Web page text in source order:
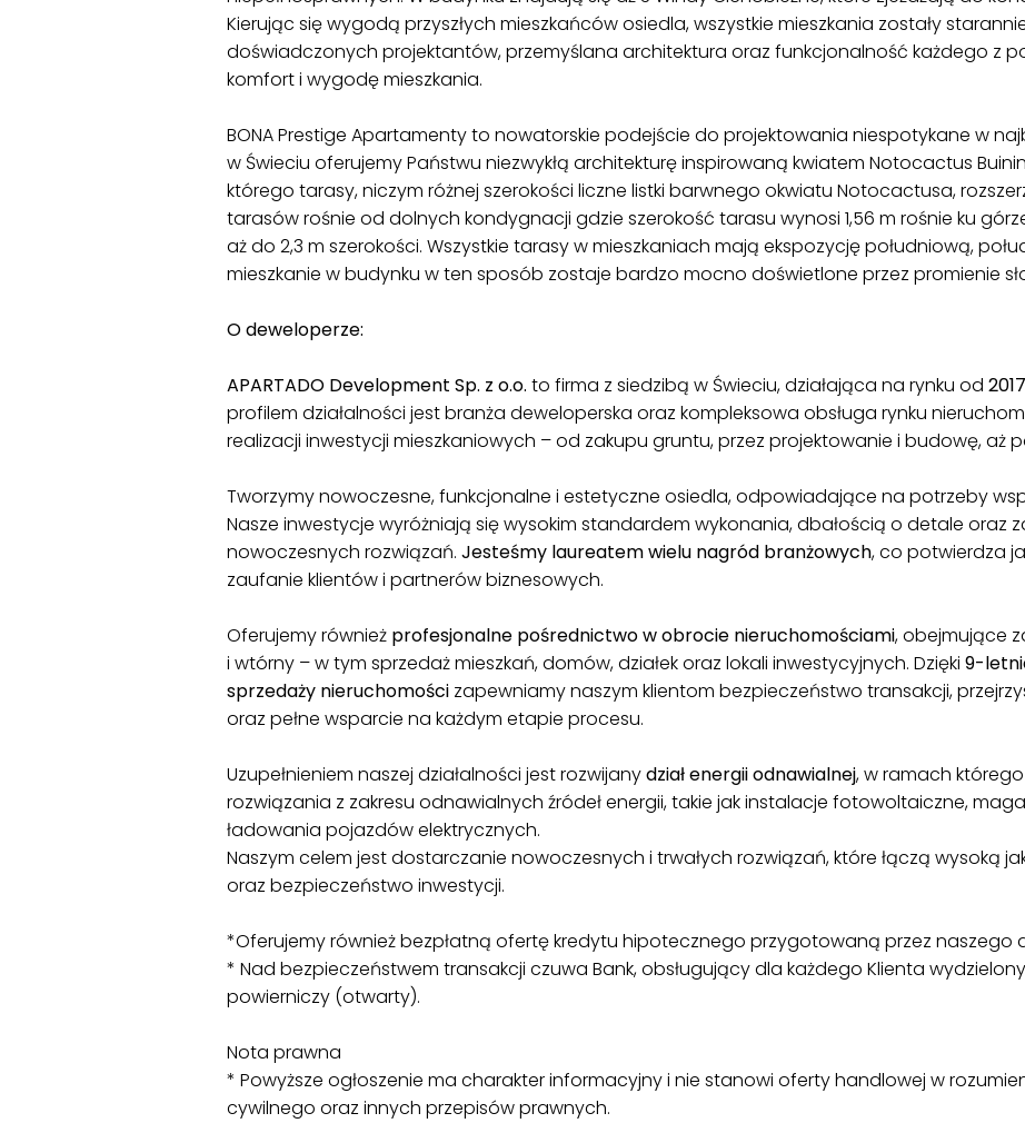
Kierując się wygodą przyszłych mieszkańców osiedla, wszystkie mieszkania zostały
doświadczonych projektantów, przemyślana architektura oraz funkcjonalność każdego z
komfort i wygodę mieszkania.
BONA Prestige Apartamenty to nowatorskie podejście do projektowania niespotykane w
w Świeciu oferujemy Państwu niezwykłą architekturę inspirowaną kwiatem Notocactus
którego tarasy, niczym różnej szerokości liczne listki barwnego okwiatu Notocactusa,
tarasów rośnie od dolnych kondygnacji gdzie szerokość tarasu wynosi 1,56 m rośnie ku
aż do 2,3 m szerokości. Wszystkie tarasy w mieszkaniach mają ekspozycję południową,
mieszkanie w budynku w ten sposób zostaje bardzo mocno doświetlone przez promienie
O deweloperze:
APARTADO Development Sp. z o.o. to firma z siedzibą w Świeciu, działająca na rynku od
profilem działalności jest branża deweloperska oraz kompleksowa obsługa rynku
realizacji inwestycji mieszkaniowych – od zakupu gruntu, przez projektowanie i budowę, aż
Tworzymy nowoczesne, funkcjonalne i estetyczne osiedla, odpowiadające na potrzeby
Nasze inwestycje wyróżniają się wysokim standardem wykonania, dbałością o detale oraz
nowoczesnych rozwiązań. Jesteśmy laureatem wielu nagród branżowych, co potwierdza
zaufanie klientów i partnerów biznesowych.
Oferujemy również profesjonalne pośrednictwo w obrocie nieruchomościami, obejmujące
i wtórny – w tym sprzedaż mieszkań, domów, działek oraz lokali inwestycyjnych. Dzięki 9-
sprzedaży nieruchomości zapewniamy naszym klientom bezpieczeństwo transakcji,
oraz pełne wsparcie na każdym etapie procesu.
Uzupełnieniem naszej działalności jest rozwijanydział energii odnawialnej, w ramach
rozwiązania z zakresu odnawialnych źródeł energii, takie jak instalacje fotowoltaiczne,
ładowania pojazdów elektrycznych.
Naszym celem jest dostarczanie nowoczesnych i trwałych rozwiązań, które łączą wysoką
oraz bezpieczeństwo inwestycji.
*Oferujemy również bezpłatną ofertę kredytu hipotecznego przygotowaną przez naszego
* Nad bezpieczeństwem transakcji czuwa Bank, obsługujący dla każdego Klienta
powierniczy (otwarty).
Nota prawna
* Powyższe ogłoszenie ma charakter informacyjny i nie stanowi oferty handlowej w
cywilnego oraz innych przepisów prawnych.